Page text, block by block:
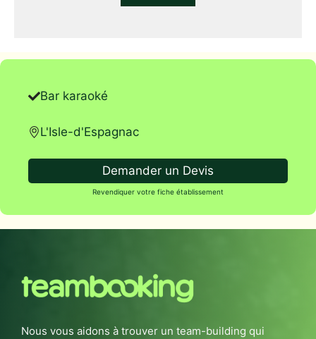
Bar karaoké
L'Isle-d'Espagnac
Demander un Devis
Revendiquer votre fiche établissement
Nous vous aidons à trouver un team-building qui